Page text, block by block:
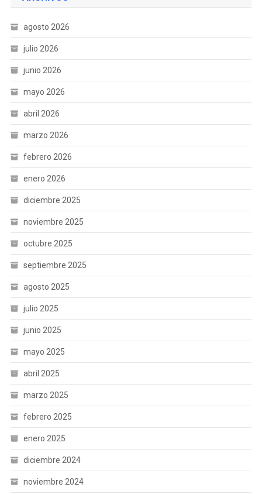
agosto 2026
julio 2026
junio 2026
mayo 2026
abril 2026
marzo 2026
febrero 2026
enero 2026
diciembre 2025
noviembre 2025
octubre 2025
septiembre 2025
agosto 2025
julio 2025
junio 2025
mayo 2025
abril 2025
marzo 2025
febrero 2025
enero 2025
diciembre 2024
noviembre 2024